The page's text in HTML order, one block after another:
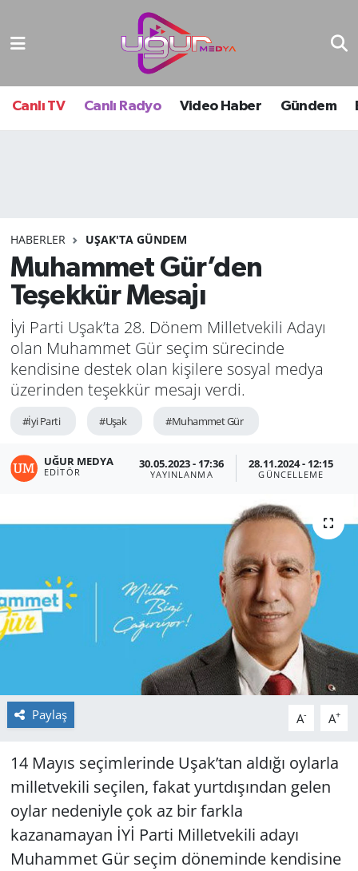
Canlı TV Canlı Radyo Video Haber Gündem
HABERLER UŞAK'TA GÜNDEM
Muhammet Gür’den
Teşekkür Mesajı
İyi Parti Uşak’ta 28. Dönem Milletvekili Adayı
olan Muhammet Gür seçim sürecinde
kendisine destek olan kişilere sosyal medya
üzerinden teşekkür mesajı verdi.
#İyi Parti #Uşak #Muhammet Gür
UĞUR MEDYA
EDITÖR
30.05.2023 - 17:36
YAYINLANMA
28.11.2024 - 12:15
GÜNCELLEME
Paylaş A- A+
14 Mayıs seçimlerinde Uşak’tan aldığı oylarla
milletvekili seçilen, fakat yurtdışından gelen
oylar nedeniyle çok az bir farkla
kazanamayan İYİ Parti Milletvekili adayı
Muhammet Gür seçim döneminde kendisine
Nöbetçi Eczaneler
Hava Durumu
Tüm Manşetler
Son Dakika Haberleri
Haber Arşivi